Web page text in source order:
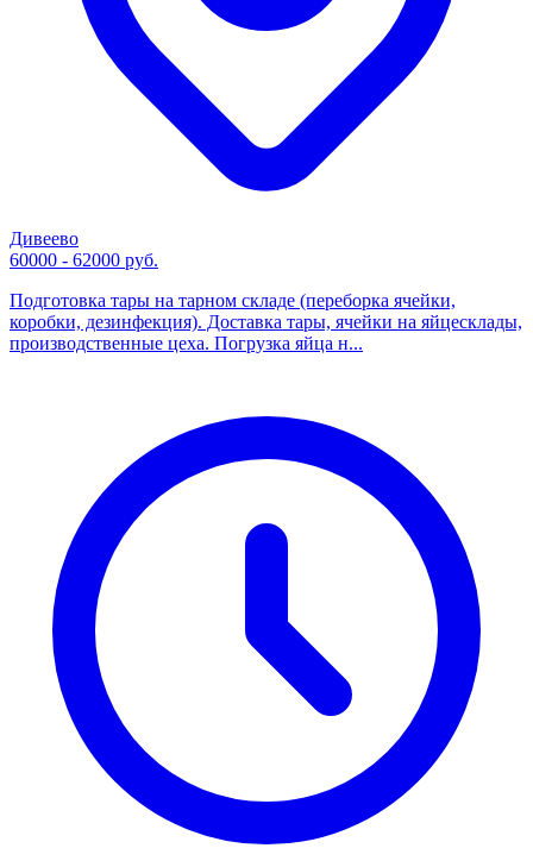
Дивеево
60000 - 62000 руб.
Подготовка тары на тарном складе (переборка ячейки,
коробки, дезинфекция). Доставка тары, ячейки на яйцесклады,
производственные цеха. Погрузка яйца н...